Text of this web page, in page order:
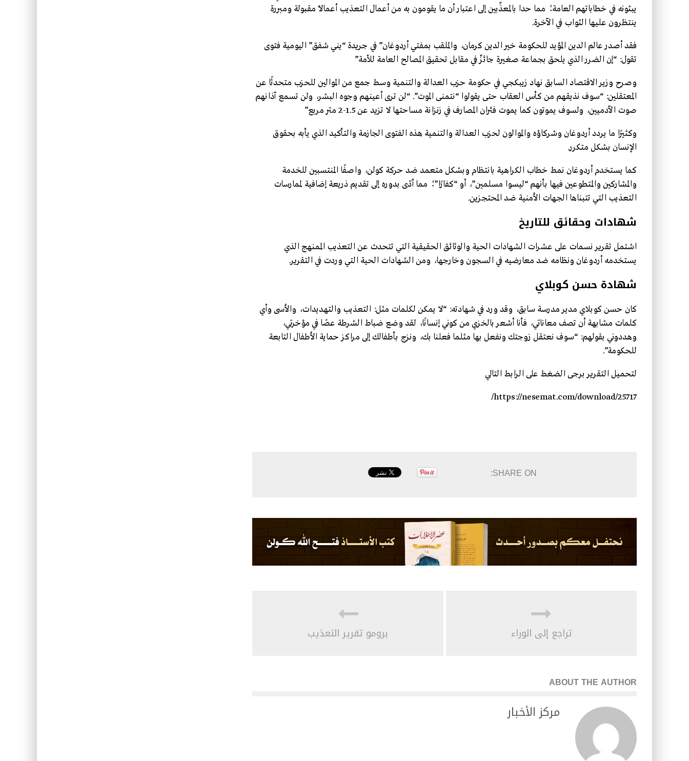
يبثونه في خطاباتهم العامة؛ مما حدا بالمعذِّبين إلى اعتبار أن ما يقومون به من أعمال التعذيب أعمالاً مقبولة ومبررة
ينتظرون عليها الثواب في الآخرة.
فقد أصدر عالم الدين المؤيد للحكومة خير الدين كرمان، والملقب بمفتي أردوغان” في جريدة “يني شفق” اليومية فتوى
تقول: “إن الضرر الذي يلحق بجماعة صغيرة جائزٌ في مقابل تحقيق المصالح العامة للأمة”
وصرح وزير الاقتصاد السابق نهاد زيبكجي في حكومة حزب العدالة والتنمية وسط جمع من الموالين للحزب متحدثًا عن
المعتقلين: “سوف نذيقهم من كأس العقاب حتى يقولوا “نتمنى الموت”. “لن ترى أعينهم وجوه البشر، ولن تسمع آذانهم
صوت الآدميين، ولسوف يموتون كما يموت فئران المصارف في زنزانة مساحتها لا تزيد عن 1.5-2 متر مربع”
وكثيرًا ما يردد أردوغان وشركاؤه والموالون لحزب العدالة والتنمية هذه الفتوى الجازمة والتأكيد الذي يأبه بحقوق
الإنسان بشكل متكرر.
كما يستخدم أردوغان نمط خطاب الكراهية بانتظام وبشكل متعمد ضد حركة كولن، واصفًا المنتسبين للخدمة
والمشاركين والمتطوعين فيها بأنهم “ليسوا مسلمين”، أو “كفارًا”؛ مما أدّى بدوره إلى تقديم ذريعة إضافية لممارسات
التعذيب التي تتبناها الجهات الأمنية ضد المحتجزين.
شهادات وحقائق للتاريخ
اشتمل تقرير نسمات على عشرات الشهادات الحية والوثائق الحقيقية التي تتحدث عن التعذيب الممنهج الذي
يستخدمه أردوغان ونظامه ضد معارضيه في السجون وخارجها، ومن الشهادات الحية التي وردت في التقرير.
شهادة حسن كوبلاي
كان حسن كوبلاي مدير مدرسة سابق، وقد ورد في شهادته: “لا يمكن لكلمات مثل: التعذيب والتهديدات، والأسى وأي
كلمات مشابهة أن تصف معاناتي، فأنا أشعر بالخزي من كوني إنسانًا، لقد وضع ضباط الشرطة عصًا في مؤخرتي،
وهددوني بقولهم: “سوف نعتقل زوجتك ونفعل بها مثلما فعلنا بك، ونزج بأطفالك إلى مراكز حماية الأطفال التابعة
للحكومة”.
لتحميل التقرير برجى الضغط على الرابط التالي
https://nesemat.com/download/25717/
SHARE ON:
تراجع إلى الوراء برومو تقرير التعذيب
ABOUT THE AUTHOR
مركز الأخبار